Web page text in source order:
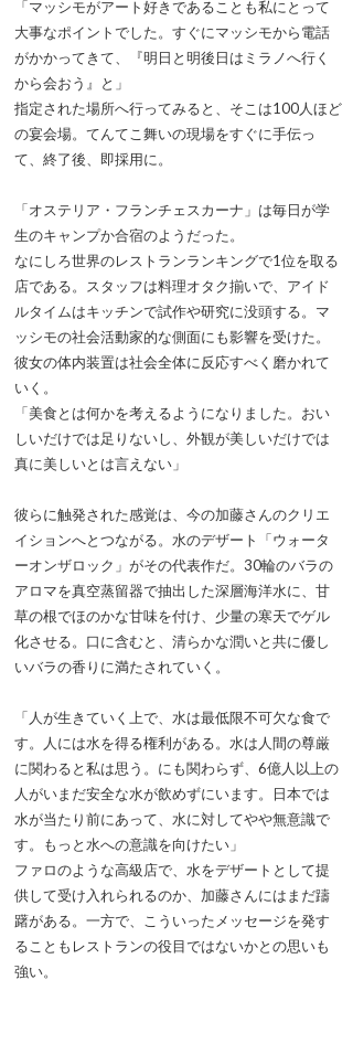
「マッシモがアート好きであることも私にとって
大事なポイントでした。すぐにマッシモから電話
がかかってきて、『明日と明後日はミラノへ行く
から会おう』と」
指定された場所へ行ってみると、そこは100人ほど
の宴会場。てんてこ舞いの現場をすぐに手伝っ
て、終了後、即採用に。
「オステリア・フランチェスカーナ」は毎日が学
生のキャンプか合宿のようだった。
なにしろ世界のレストランランキングで1位を取る
店である。スタッフは料理オタク揃いで、アイド
ルタイムはキッチンで試作や研究に没頭する。マ
ッシモの社会活動家的な側面にも影響を受けた。
彼女の体内装置は社会全体に反応すべく磨かれて
いく。
「美食とは何かを考えるようになりました。おい
しいだけでは足りないし、外観が美しいだけでは
真に美しいとは言えない」
彼らに触発された感覚は、今の加藤さんのクリエ
イションへとつながる。水のデザート「ウォータ
ーオンザロック」がその代表作だ。30輪のバラの
アロマを真空蒸留器で抽出した深層海洋水に、甘
草の根でほのかな甘味を付け、少量の寒天でゲル
化させる。口に含むと、清らかな潤いと共に優し
いバラの香りに満たされていく。
「人が生きていく上で、水は最低限不可欠な食で
す。人には水を得る権利がある。水は人間の尊厳
に関わると私は思う。にも関わらず、6億人以上の
人がいまだ安全な水が飲めずにいます。日本では
水が当たり前にあって、水に対してやや無意識で
す。もっと水への意識を向けたい」
ファロのような高級店で、水をデザートとして提
供して受け入れられるのか、加藤さんにはまだ躊
躇がある。一方で、こういったメッセージを発す
ることもレストランの役目ではないかとの思いも
強い。